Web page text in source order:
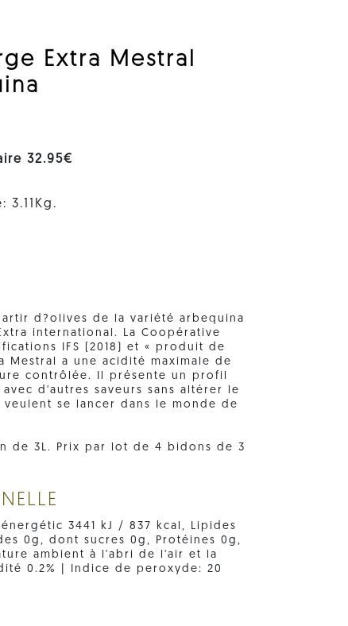
Extra Mestral
32.95€
3.11Kg.
d?olives de la variété arbequina
international. La Coopérative
IFS (2018) et « produit de
a une acidité maximale de
contrôlée. Il présente un profil
d'autres saveurs sans altérer le
se lancer dans le monde de
de 3L. Prix ​​par lot de 4 bidons de 3
3441 kJ / 837 kcal, Lipides
0g, dont sucres 0g, Protéines 0g,
ambient à l'abri de l'air et la
0.2% | Indice de peroxyde: 20